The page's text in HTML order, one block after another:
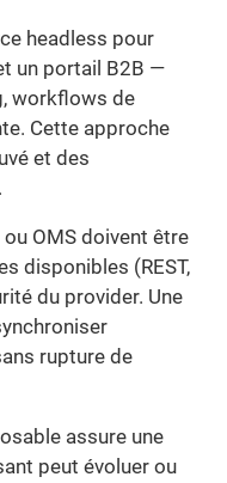
headless pour
un portail B2B —
workflows de
Cette approche
et des
ou OMS doivent être
disponibles (REST,
du provider. Une
rupture de
assure une
peut évoluer ou